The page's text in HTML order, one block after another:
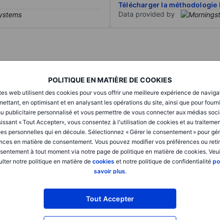
POLITIQUE EN MATIÈRE DE COOKIES
web utilisent des cookies pour vous offrir une meilleure expérience de
en optimisant et en analysant les opérations du site, ainsi que pour
publicitaire personnalisé et vous permettre de vous connecter aux médias
« Tout Accepter», vous consentez à l'utilisation de cookies et au
personnelles qui en découle. Sélectionnez « Gérer le consentement » pour
en matière de consentement. Vous pouvez modifier vos préférences ou
à tout moment via notre page de politique en matière de cookies.
notre politique en matière de cookies et notre politique de confidentialité
savoir plus.
Tout Accepter
Télécharger la méthodologie
Data provided by
XXXXXXX XXXXXXX
XXXXXXX XXXXXXX
XXXXXXX XXXXXXX
XXXXXXX
XXXXXXX